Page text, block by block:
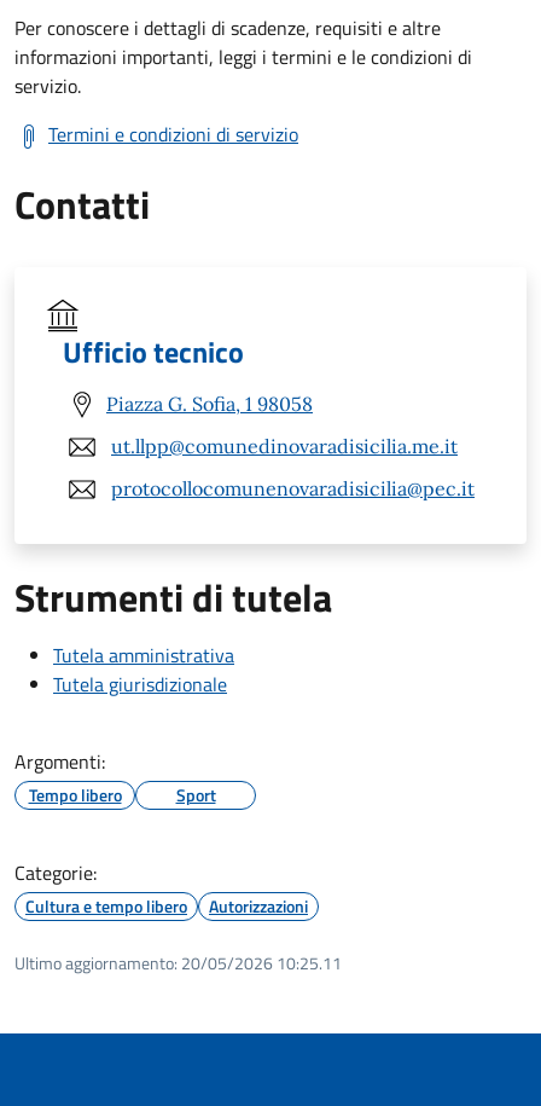
Per conoscere i dettagli di scadenze, requisiti e altre
informazioni importanti, leggi i termini e le condizioni di
servizio.
Termini e condizioni di servizio
Contatti
Ufficio tecnico
Piazza G. Sofia, 1 98058
ut.llpp@comunedinovaradisicilia.me.it
protocollocomunenovaradisicilia@pec.it
Strumenti di tutela
Tutela amministrativa
Tutela giurisdizionale
Argomenti:
Tempo libero Sport
Categorie:
Cultura e tempo libero Autorizzazioni
Ultimo aggiornamento: 20/05/2026 10:25.11